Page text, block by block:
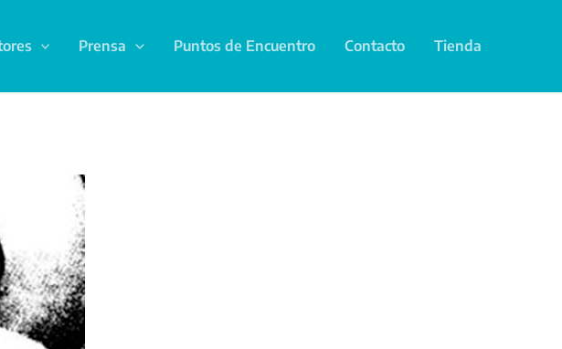
Prensa Puntos de Encuentro Contacto Tienda